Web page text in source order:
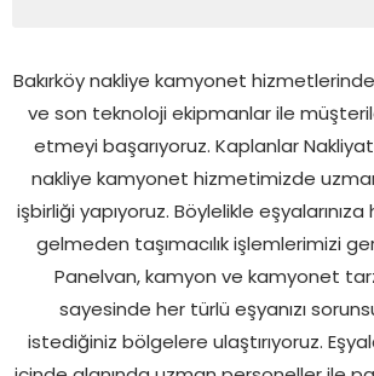
Bakırköy nakliye kamyonet
ve son teknoloji ekipmanlar ile
etmeyi başarıyoruz. Kaplanlar Nakliyat
nakliye kamyonet hizmetimizde
işbirliği yapıyoruz. Böylelikle
gelmeden taşımacılık işlemlerimizi
Panelvan, kamyon ve kamyonet
sayesinde her türlü eşyanızı
istediğiniz bölgelere ulaştırıyoruz.